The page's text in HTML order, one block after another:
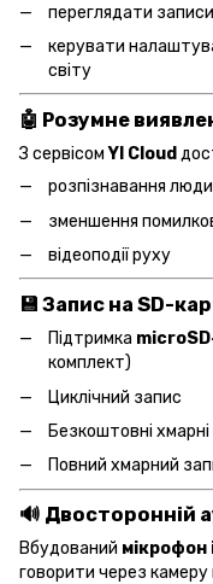
переглядати
керувати
світу
🤖 Розумне
З сервісомYI Cloud
розпізнавання
зменшення
відеоподії руху
💾 Запис на SD-
Підтримка
комплект)
Циклічний запис
Безкоштовні хмарні
Повний хмарний
🔊 Двосторонній
Вбудований мікрофон
говорити через камеру